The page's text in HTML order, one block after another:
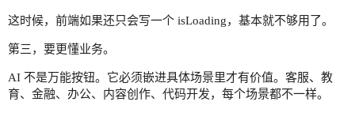
这时候，前端如果还只会写一个 isLoading，基本就不够用了。
第三，要更懂业务。
AI 不是万能按钮。它必须嵌进具体场景里才有价值。客服、教
育、金融、办公、内容创作、代码开发，每个场景都不一样。